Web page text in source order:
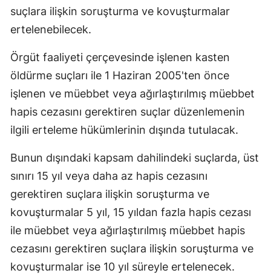
suçlara ilişkin soruşturma ve kovuşturmalar
ertelenebilecek.
Örgüt faaliyeti çerçevesinde işlenen kasten
öldürme suçları ile 1 Haziran 2005'ten önce
işlenen ve müebbet veya ağırlaştırılmış müebbet
hapis cezasını gerektiren suçlar düzenlemenin
ilgili erteleme hükümlerinin dışında tutulacak.
Bunun dışındaki kapsam dahilindeki suçlarda, üst
sınırı 15 yıl veya daha az hapis cezasını
gerektiren suçlara ilişkin soruşturma ve
kovuşturmalar 5 yıl, 15 yıldan fazla hapis cezası
ile müebbet veya ağırlaştırılmış müebbet hapis
cezasını gerektiren suçlara ilişkin soruşturma ve
kovuşturmalar ise 10 yıl süreyle ertelenecek.